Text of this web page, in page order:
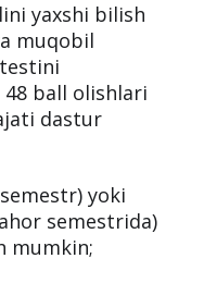
yaxshi bilish
muqobil
ball olishlari
dastur
yoki
semestrida)
mumkin;